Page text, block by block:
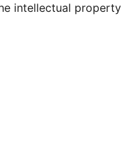
intellectual property